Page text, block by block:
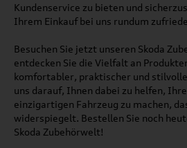
Kundenservice zu bieten und
Ihrem Einkauf bei uns rundum
Besuchen Sie jetzt unseren Skoda
entdecken Sie die Vielfalt an
komfortabler, praktischer und
uns darauf, Ihnen dabei zu helfen,
einzigartigen Fahrzeug zu machen,
widerspiegelt. Bestellen Sie noch
Skoda Zubehörwelt!